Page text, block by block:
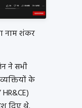
नाम शंकर
ने सभी
के